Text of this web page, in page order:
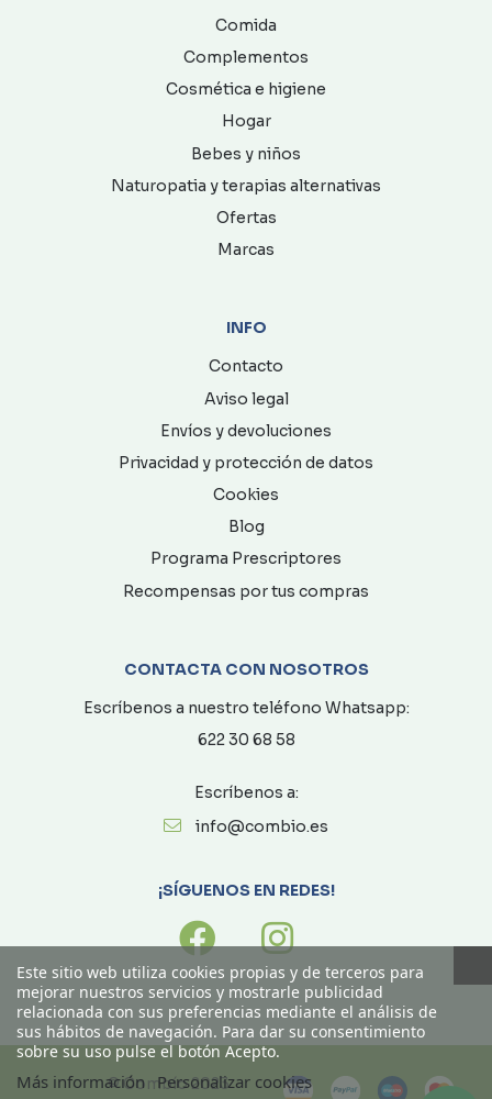
Comida
Complementos
Cosmética e higiene
Hogar
Bebes y niños
Naturopatia y terapias alternativas
Ofertas
Marcas
INFO
Contacto
Aviso legal
Envíos y devoluciones
Privacidad y protección de datos
Cookies
Blog
Programa Prescriptores
Recompensas por tus compras
CONTACTA CON NOSOTROS
Escríbenos a nuestro teléfono Whatsapp:
622 30 68 58
Escríbenos a:
info@combio.es
¡SÍGUENOS EN REDES!
Este sitio web utiliza cookies propias y de terceros para
mejorar nuestros servicios y mostrarle publicidad
relacionada con sus preferencias mediante el análisis de
sus hábitos de navegación. Para dar su consentimiento
sobre su uso pulse el botón Acepto.
Más información Personalizar cookies
© Combío 2023